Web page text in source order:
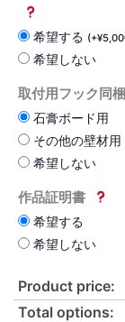
希望する (+¥
希望しない
取付用フック同梱
石膏ボード用
その他の壁材用
希望しない
作品証明書
希望する
希望しない
Product price:
Total options: